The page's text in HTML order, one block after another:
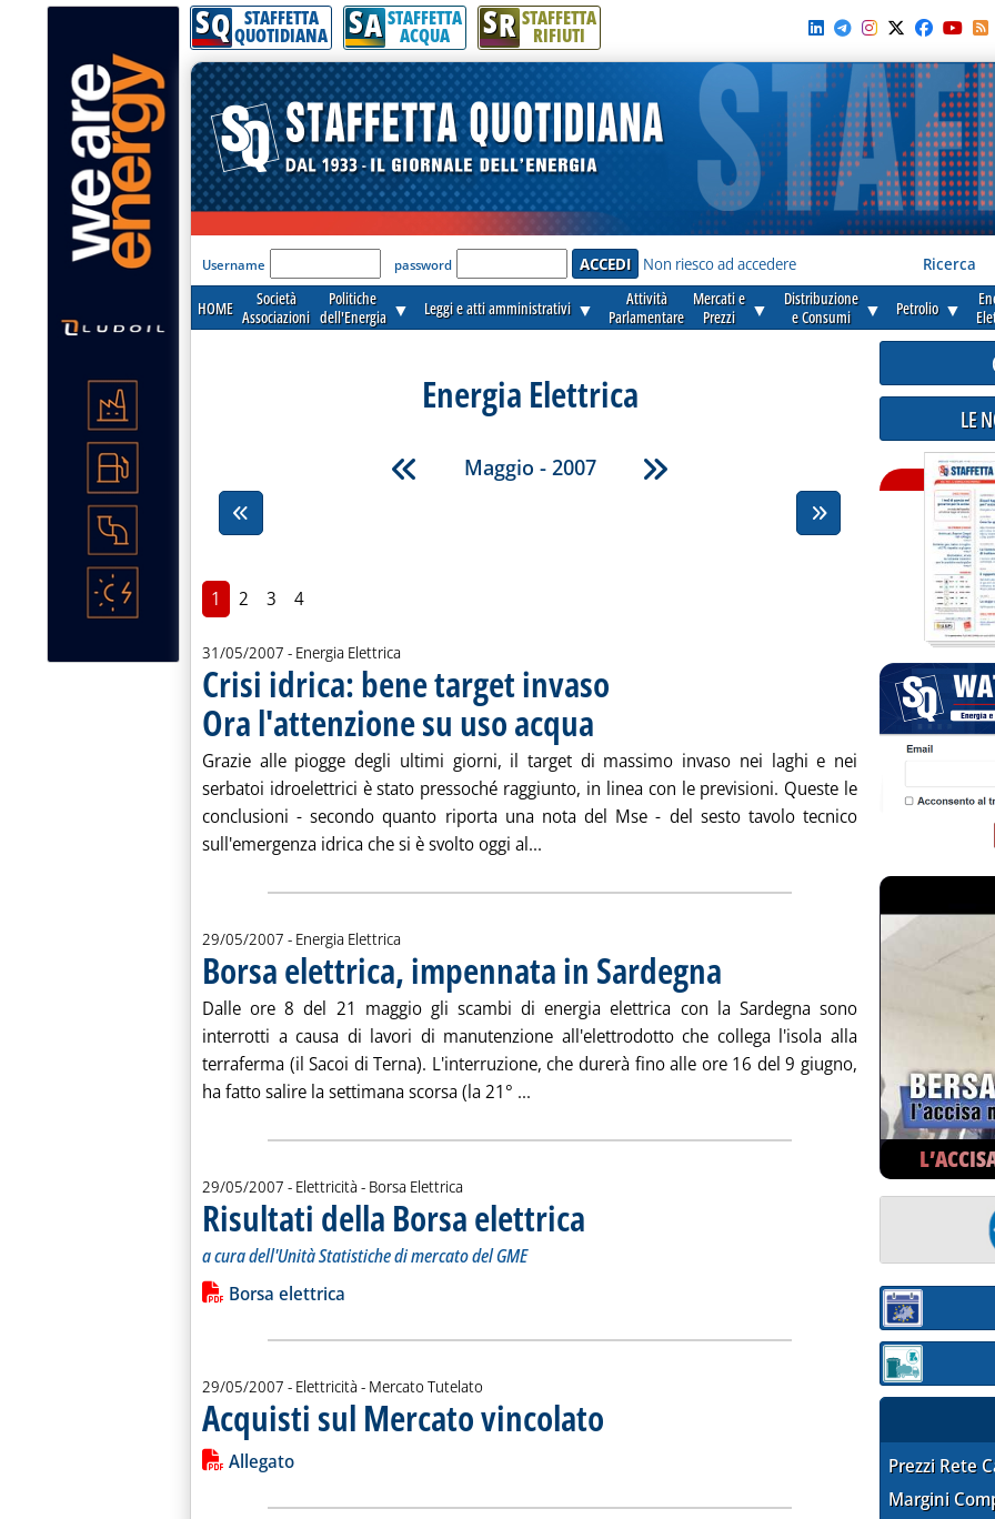
SQ STAFFETTA
QUOTIDIANA SA STAFFETTA
ACQUA SR STAFFETTA
RIFIUTI
'Modulo Login per accedere'
Username password Non riesco ad accedere Ricerca
HOME
Società
Associazioni
Politiche
dell'Energia ▼ Leggi e atti amministrativi ▼
Attività
Parlamentare
Mercati e
Prezzi
▼
Distribuzione
e Consumi
▼ Petrolio ▼
Energia Elettrica
Maggio - 2007
1 2 3 4
31/05/2007 - Energia Elettrica
Crisi idrica: bene target invaso
Ora l'attenzione su uso acqua
Grazie alle piogge degli ultimi giorni, il target di massimo invaso nei laghi e nei
serbatoi idroelettrici è stato pressoché raggiunto, in linea con le previsioni. Queste le
conclusioni - secondo quanto riporta una nota del Mse - del sesto tavolo tecnico
sull'emergenza idrica che si è svolto oggi al... Leggi tutta la notizia: 'Crisi idrica: bene target invaso .
29/05/2007 - Energia Elettrica
Borsa elettrica, impennata in Sardegna . Pubblicata martedì 29 maggio 2007 alle 16.23.
Dalle ore 8 del 21 maggio gli scambi di energia elettrica con la Sardegna sono
interrotti a causa di lavori di manutenzione all'elettrodotto che collega l'isola alla
terraferma (il Sacoi di Terna). L'interruzione, che durerà fino alle ore 16 del 9 giugno,
ha fatto salire la settimana scorsa (la 21° ... Leggi tutta la notizia: 'Borsa elettrica, impennata in
29/05/2007 - Elettricità - Borsa Elettrica
Risultati della Borsa elettrica
a cura dell'Unità Statistiche di mercato del GME
Leggi tutta la notizia: 'Risultati della Borsa elettrica'
Lista allegati PDF alla notizia
Borsa elettrica
29/05/2007 - Elettricità - Mercato Tutelato
Acquisti sul Mercato vincolato
Leggi tutta la notizia: 'Acquisti sul Mercato vincolato'
Lista allegati PDF alla notizia
Allegato
LE
Sezione:
Sezione:
Prezzi Rete
Margini